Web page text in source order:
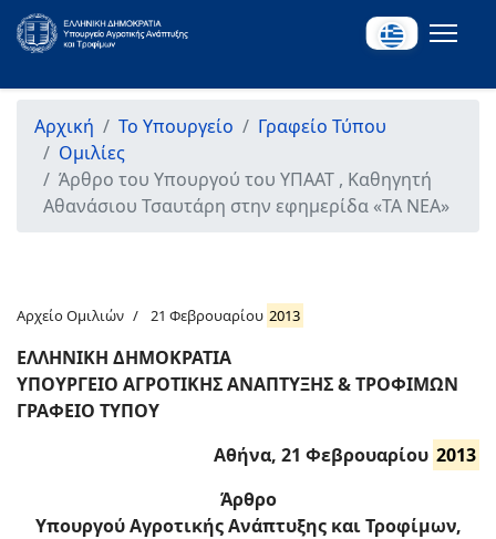
Αρχική Το Υπουργείο
Γραφείο Τύπου
Ομιλίες
Άρθρο του Υπουργού του ΥΠΑΑΤ , Καθηγητή
Αθανάσιου Τσαυτάρη στην εφημερίδα «ΤΑ ΝΕΑ»
Αρχείο Ομιλιών 21 Φεβρουαρίου 2013
ΕΛΛΗΝΙΚΗ ΔΗΜΟΚΡΑΤΙΑ
ΥΠΟΥΡΓΕΙΟ ΑΓΡΟΤΙΚΗΣ ΑΝΑΠΤΥΞΗΣ & ΤΡΟΦΙΜΩΝ
ΓΡΑΦΕΙΟ ΤΥΠΟΥ
Αθήνα, 21 Φεβρουαρίου 2013
Άρθρο
Υπουργού Αγροτικής Ανάπτυξης και Τροφίμων,